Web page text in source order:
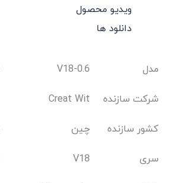
ویدیو محصول
دانلود ها
مدل V18-0.6
شرکت سازنده Creat Wit
کشور سازنده چین
سری V18